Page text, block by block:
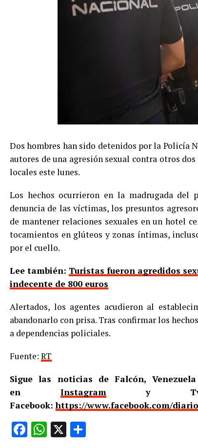
Dos hombres han sido detenidos por la Policía
autores de una agresión sexual contra otros
locales este lunes.
Los hechos ocurrieron en la madrugada del
denuncia de las víctimas, los presuntos
de mantener relaciones sexuales en un hotel
tocamientos en glúteos y zonas íntimas,
por el cuello.
Lee también: Turistas fueron agredidos
indecente de 800 euros
Alertados, los agentes acudieron al
abandonarlo con prisa. Tras confirmar los
a dependencias policiales.
Fuente: RT
Sigue las noticias de Falcón,
en Instagramy
Facebook:https://www.facebook.com/
Facebook
WhatsApp
X